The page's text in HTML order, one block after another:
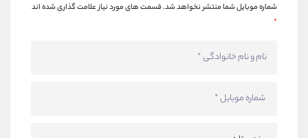
شماره موبایل شما منتشر نخواهد شد.قسمت های مورد نیاز علامت گذاری شده اند
*